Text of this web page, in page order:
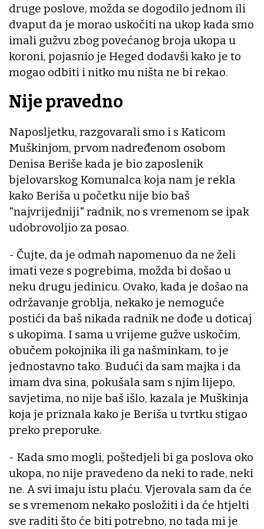
druge poslove, možda se dogodilo jednom ili
dvaput da je morao uskočiti na ukop kada smo
imali gužvu zbog povećanog broja ukopa u
koroni, pojasnio je Heged dodavši kako je to
mogao odbiti i nitko mu ništa ne bi rekao.
Nije pravedno
Naposljetku, razgovarali smo i s Katicom
Muškinjom, prvom nadređenom osobom
Denisa Beriše kada je bio zaposlenik
bjelovarskog Komunalca koja nam je rekla
kako Beriša u početku nije bio baš
"najvrijedniji" radnik, no s vremenom se ipak
udobrovoljio za posao.
- Čujte, da je odmah napomenuo da ne želi
imati veze s pogrebima, možda bi došao u
neku drugu jedinicu. Ovako, kada je došao na
održavanje groblja, nekako je nemoguće
postići da baš nikada radnik ne dođe u doticaj
s ukopima. I sama u vrijeme gužve uskočim,
obučem pokojnika ili ga našminkam, to je
jednostavno tako. Budući da sam majka i da
imam dva sina, pokušala sam s njim lijepo,
savjetima, no nije baš išlo, kazala je Muškinja
koja je priznala kako je Beriša u tvrtku stigao
preko preporuke.
- Kada smo mogli, poštedjeli bi ga poslova oko
ukopa, no nije pravedeno da neki to rade, neki
ne. A svi imaju istu plaću. Vjerovala sam da će
se s vremenom nekako posložiti i da će htjelti
sve raditi što će biti potrebno, no tada mi je